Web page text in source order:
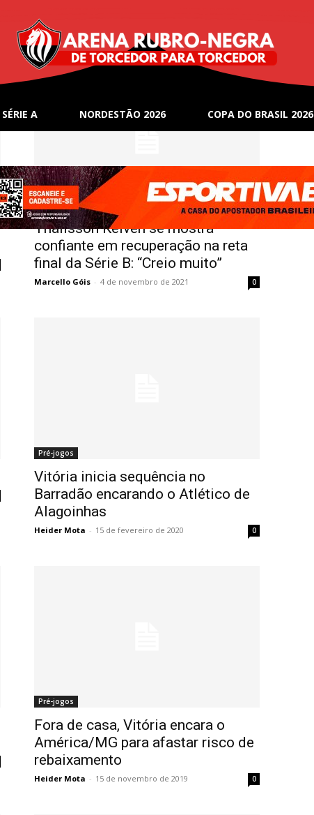
A NORDESTÃO 2026 COPA DO BRASIL 2026
Notícias
Thalisson Kelven se mostra
confiante em recuperação na reta
final da Série B: “Creio muito”
Marcello Góis - 4 de novembro de 2021 0
Pré-jogos
Vitória inicia sequência no
Barradão encarando o Atlético de
Alagoinhas
Heider Mota - 15 de fevereiro de 2020 0
Pré-jogos
Fora de casa, Vitória encara o
América/MG para afastar risco de
rebaixamento
Heider Mota - 15 de novembro de 2019 0